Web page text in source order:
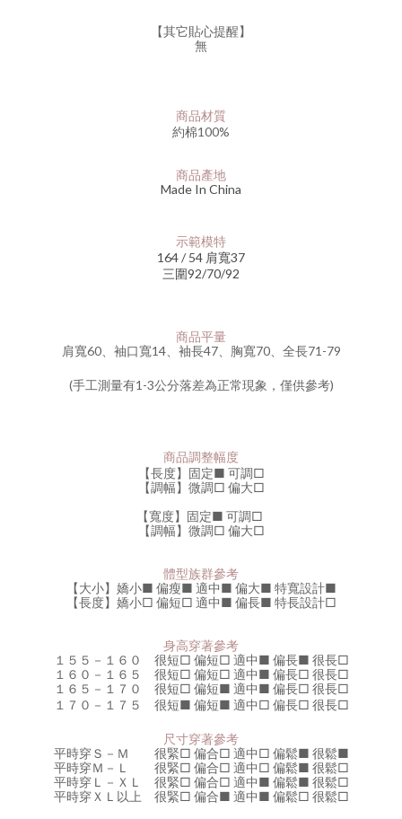
【其它貼心提醒】
無
商品材質
約棉100%
商品產地
Made In China
示範模特
164 / 54 肩寬37
三圍92/70/92
商品平量
肩寬60、 袖口寬14、 袖長47、 胸寬70、 全長71-79
(手工測量有1-3公分落差為正常現象，僅供參考)
商品調整幅度
【長度】固定■ 可調□
【調幅】微調□ 偏大□
【寬度】固定■ 可調□
【調幅】微調□ 偏大□
體型族群參考
【大小】嬌小■ 偏瘦■ 適中■ 偏大■ 特寬設計■
【長度】嬌小□ 偏短□ 適中■ 偏長■ 特長設計□
身高穿著參考
１５５－１６０ 很短□ 偏短□ 適中■ 偏長■ 很長□
１６０－１６５ 很短□ 偏短□ 適中■ 偏長□ 很長□
１６５－１７０ 很短□ 偏短■ 適中■ 偏長□ 很長□
１７０－１７５ 很短■ 偏短■ 適中□ 偏長□ 很長□
尺寸穿著參考
平時穿Ｓ－Ｍ 很緊□ 偏合□ 適中□ 偏鬆■ 很鬆■
平時穿Ｍ－Ｌ 很緊□ 偏合□ 適中□ 偏鬆■ 很鬆□
平時穿Ｌ－ＸＬ 很緊□ 偏合□ 適中■ 偏鬆■ 很鬆□
平時穿ＸＬ以上 很緊□ 偏合■ 適中■ 偏鬆□ 很鬆□